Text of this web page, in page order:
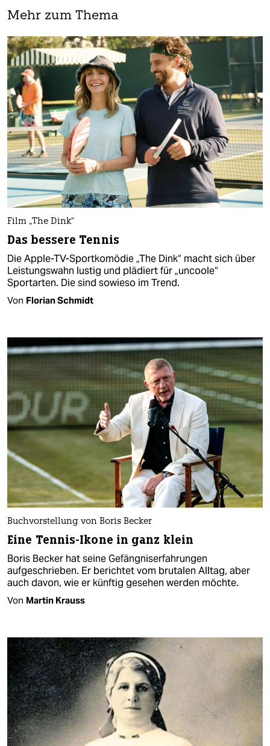
Mehr zum Thema
Film „The Dink“
Das bessere Tennis
Die Apple-TV-Sportkomödie „The Dink“ macht sich über
Leistungswahn lustig und plädiert für „uncoole“
Sportarten. Die sind sowieso im Trend.
Von Florian Schmidt
Buchvorstellung von Boris Becker
Eine Tennis-Ikone in ganz klein
Boris Becker hat seine Gefängniserfahrungen
aufgeschrieben. Er berichtet vom brutalen Alltag, aber
auch davon, wie er künftig gesehen werden möchte.
Von Martin Krauss